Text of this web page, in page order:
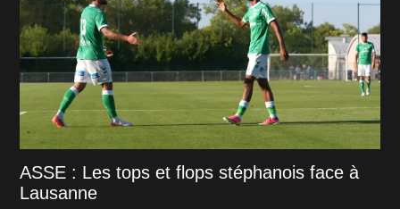
ASSE : Les tops et flops stéphanois face à
Lausanne